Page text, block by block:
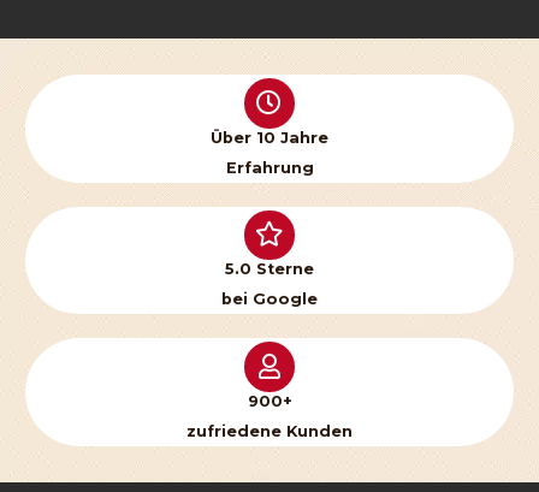
Über 10 Jahre
Erfahrung
5.0 Sterne
bei Google
900+
zufriedene Kunden